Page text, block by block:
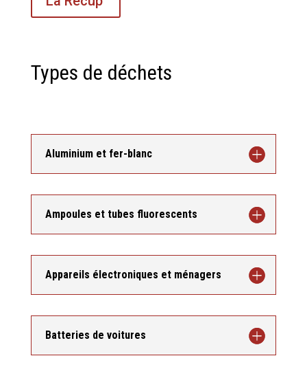
Types de déchets
Aluminium et fer-blanc
Ampoules et tubes fluorescents
Appareils électroniques et ménagers
Batteries de voitures